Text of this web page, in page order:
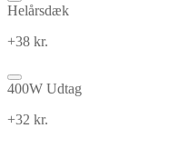
Helårsdæk
+38 kr.
400W Udtag
+32 kr.